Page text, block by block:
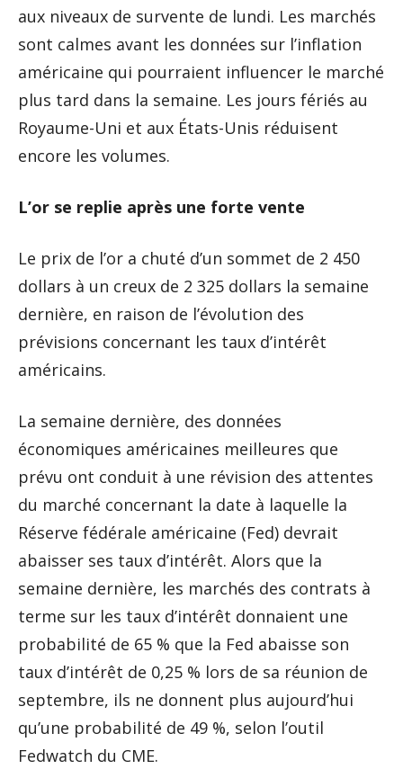
aux niveaux de survente de lundi. Les marchés
sont calmes avant les données sur l’inflation
américaine qui pourraient influencer le marché
plus tard dans la semaine. Les jours fériés au
Royaume-Uni et aux États-Unis réduisent
encore les volumes.
L’or se replie après une forte vente
Le prix de l’or a chuté d’un sommet de 2 450
dollars à un creux de 2 325 dollars la semaine
dernière, en raison de l’évolution des
prévisions concernant les taux d’intérêt
américains.
La semaine dernière, des données
économiques américaines meilleures que
prévu ont conduit à une révision des attentes
du marché concernant la date à laquelle la
Réserve fédérale américaine (Fed) devrait
abaisser ses taux d’intérêt. Alors que la
semaine dernière, les marchés des contrats à
terme sur les taux d’intérêt donnaient une
probabilité de 65 % que la Fed abaisse son
taux d’intérêt de 0,25 % lors de sa réunion de
septembre, ils ne donnent plus aujourd’hui
qu’une probabilité de 49 %, selon l’outil
Fedwatch du CME.